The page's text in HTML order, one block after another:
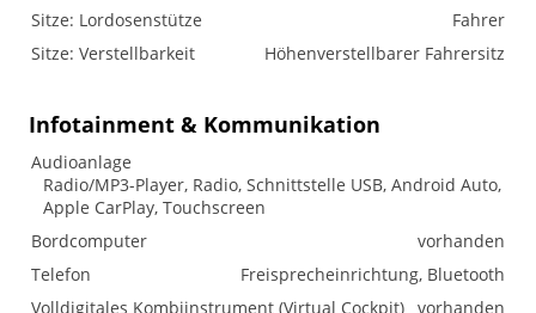
Sitze: Lordosenstütze
Fahrer
Sitze: Verstellbarkeit
Höhenverstellbarer Fahrersitz
Infotainment & Kommunikation
Audioanlage
Radio/MP3-Player, Radio, Schnittstelle USB, Android Auto,
Apple CarPlay, Touchscreen
Bordcomputer
vorhanden
Telefon
Freisprecheinrichtung, Bluetooth
Volldigitales Kombiinstrument (Virtual Cockpit) vorhanden